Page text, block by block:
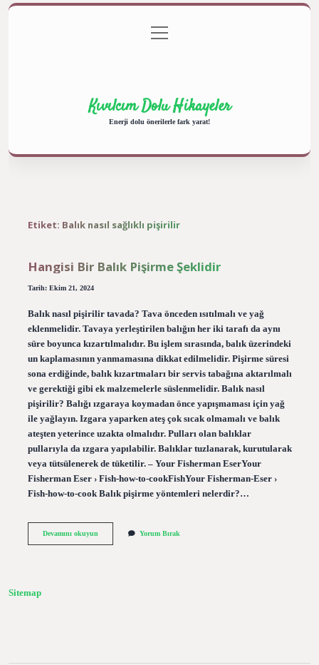
Gizlilik Politikası
menüyü
aç
Kıvılcım Dolu Hikayeler
Enerji dolu önerilerle fark yarat!
Etiket: Balık nasıl sağlıklı pişirilir
Hangisi Bir Balık Pişirme Şeklidir
Tarih: Ekim 21, 2024
Balık nasıl pişirilir tavada? Tava önceden ısıtılmalı ve yağ
eklenmelidir. Tavaya yerleştirilen balığın her iki tarafı da aynı
süre boyunca kızartılmalıdır. Bu işlem sırasında, balık üzerindeki
un kaplamasının yanmamasına dikkat edilmelidir. Pişirme süresi
sona erdiğinde, balık kızartmaları bir servis tabağına aktarılmalı
ve gerektiği gibi ek malzemelerle süslenmelidir. Balık nasıl
pişirilir? Balığı ızgaraya koymadan önce yapışmaması için yağ
ile yağlayın. Izgara yaparken ateş çok sıcak olmamalı ve balık
ateşten yeterince uzakta olmalıdır. Pulları olan balıklar
pullarıyla da ızgara yapılabilir. Balıklar tuzlanarak, kurutularak
veya tütsülenerek de tüketilir. – Your Fisherman EserYour
Fisherman Eser › Fish-how-to-cookFishYour Fisherman-Eser ›
Fish-how-to-cook Balık pişirme yöntemleri nelerdir?…
Devamını okuyunHangisi
Yorum Bırak
Sitemap